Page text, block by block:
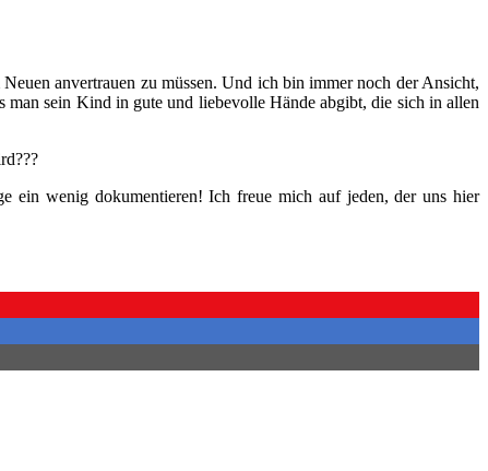
anvertrauen zu müssen. Und ich bin immer noch der Ansicht,
sein Kind in gute und liebevolle Hände abgibt, die sich in allen
ein wenig dokumentieren! Ich freue mich auf jeden, der uns hier